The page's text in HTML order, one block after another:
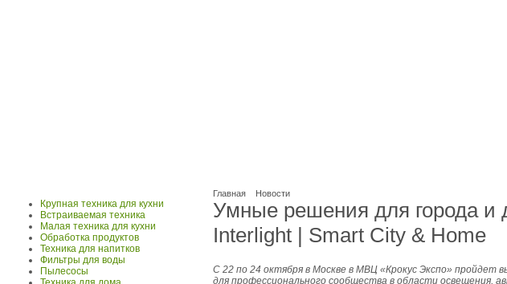
Главная Новости
Умные решения для города и
Interlight | Smart City & Home
С 22 по 24 октября в Москве в МВЦ «Крокус Экспо» пройдет
для профессионального сообщества в области освещения,
Крупная техника для кухни
Встраиваемая техника
Малая техника для кухни
Обработка продуктов
Техника для напитков
Фильтры для воды
Пылесосы